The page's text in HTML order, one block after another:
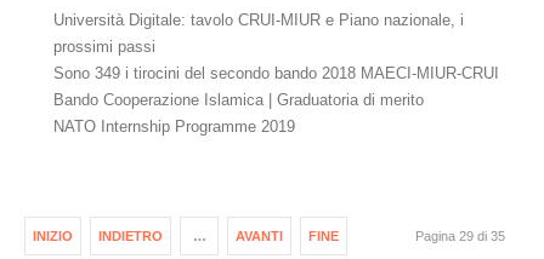
Università Digitale: tavolo CRUI-MIUR e Piano nazionale, i
prossimi passi
Sono 349 i tirocini del secondo bando 2018 MAECI-MIUR-CRUI
Bando Cooperazione Islamica | Graduatoria di merito
NATO Internship Programme 2019
INIZIO INDIETRO … AVANTI FINE Pagina 29 di 35